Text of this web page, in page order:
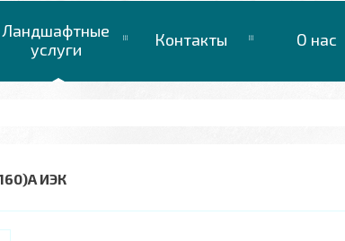
Ландшафтные
услуги
Контакты О нас
ИЭК